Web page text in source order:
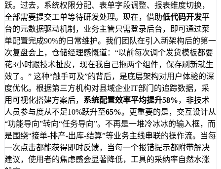
跃。过去，系统权限分配、表单字段调整、报表维度切换，
全部需要提交工单等待研发处理。现在，借助低代码开发平
台的元数据驱动机制，业务主管只需登录后台，即可通过菜
单配置完成90%的日常维护。我们团队在引入新架构后的第一
次复盘会上，仓储经理感慨道：“以前每次调个发货模板都要
花3小时跟技术扯皮，现在我自己拖两个组件，保存刷新就生
效了。” 这种“触手可及”的背后，是底层架构对用户体验的深
度优化。根据第三方机构对县域企业IT部门的追踪数据，采
用可视化搭建方案后， 系统配置效率平均提升58%，非技术
人员参与度从不足10%跃升至65%。更重要的是，交互设计从
“功能导向”转向“任务导向”。不再是一堆冷冰冰的输入框，而
是围绕“接单-排产-出库-结算”等业务主线串联的操作流。当每
一次点击都能获得即时反馈，当每一个报错提示都附带解决
建议，使用者的焦虑感会显著降低，工具的采纳率自然水涨